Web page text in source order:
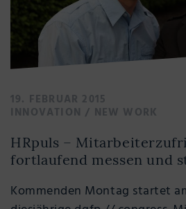
19. FEBRUAR 2015
INNOVATION / NEW WORK
HRpuls –
fortlaufend messen und
Kommenden Montag startet